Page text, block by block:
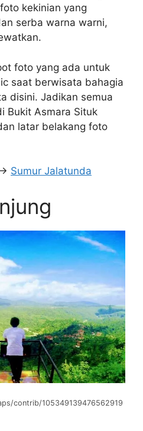
kekinian yang
serba warna warni,
foto yang ada untuk
saat berwisata bahagia
disini. Jadikan semua
Bukit Asmara Situk
latar belakang foto
Sumur Jalatunda
contrib/105349139476562919